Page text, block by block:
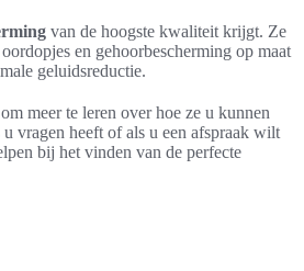
van de hoogste kwaliteit krijgt. Ze
en gehoorbescherming op maat
geluidsreductie.
meer te leren over hoe ze u kunnen
vragen heeft of als u een afspraak wilt
bij het vinden van de perfecte